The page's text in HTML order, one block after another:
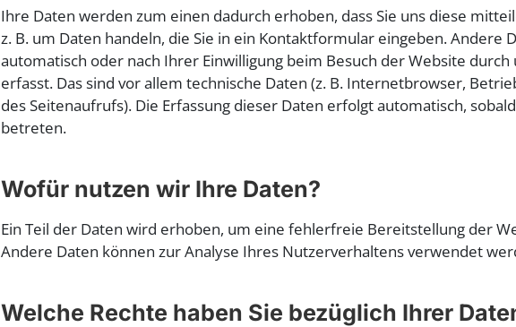
Ihre Daten werden zum einen dadurch erhoben, dass Sie uns diese
z. B. um Daten handeln, die Sie in ein Kontaktformular eingeben. Andere
automatisch oder nach Ihrer Einwilligung beim Besuch der Website durch
erfasst. Das sind vor allem technische Daten (z. B. Internetbrowser,
des Seitenaufrufs). Die Erfassung dieser Daten erfolgt automatisch,
betreten.
Wofür nutzen wir Ihre Daten?
Ein Teil der Daten wird erhoben, um eine fehlerfreie Bereitstellung der
Andere Daten können zur Analyse Ihres Nutzerverhaltens verwendet
Welche Rechte haben Sie bezüglich Ihrer